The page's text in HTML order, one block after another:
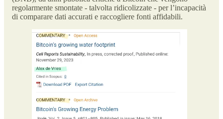
regolarmente smontate - talvolta ridicolizzate - per l’incapacità
di comparare dati accurati e raccogliere fonti affidabili.